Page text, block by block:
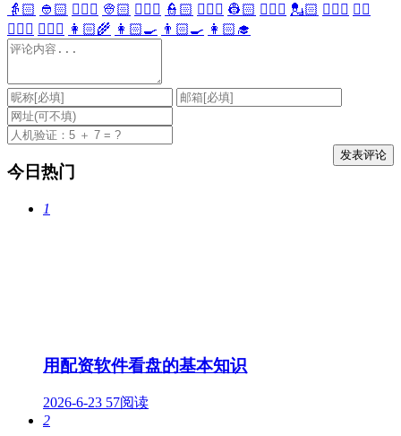
👵🏻 👲🏻 👳🏻‍♀️ 👳🏻 👮🏻‍♀️ 👮🏻 👷🏻‍♀️ 👷🏻 💂🏻‍♀️ 💂🏻 🕵🏻‍♀️ 🕵🏻
👩🏻‍⚕️ 👨🏻‍⚕️ 👩🏻‍🌾 👩🏻‍🍳 👨🏻‍🍳 👩🏻‍🎓
今日热门
1
用配资软件看盘的基本知识
2026-6-23 57阅读
2